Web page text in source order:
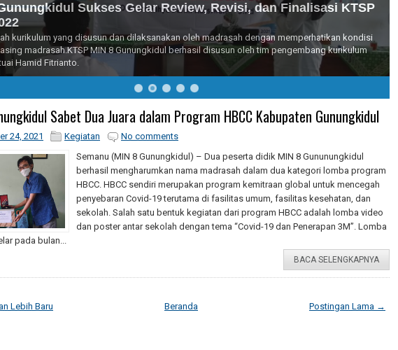
Sukses Gelar Review, Revisi, dan Finalisasi KTSP
kurikulum yang disusun dan dilaksanakan oleh madrasah dengan memperhatikan kondisi
madrasah.KTSP MIN 8 Gunungkidul berhasil disusun oleh tim pengembang kurikulum
Hamid Fitrianto.
Sabet Dua Juara dalam Program HBCC Kabupaten Gunungkidul
24, 2021 Kegiatan
No comments
Semanu (MIN 8 Gunungkidul) – Dua peserta didik MIN 8 Gununungkidul
berhasil mengharumkan nama madrasah dalam dua kategori lomba program
HBCC. HBCC sendiri merupakan program kemitraan global untuk mencegah
penyebaran Covid-19 terutama di fasilitas umum, fasilitas kesehatan, dan
sekolah. Salah satu bentuk kegiatan dari program HBCC adalah lomba video
dan poster antar sekolah dengan tema “Covid-19 dan Penerapan 3M”. Lomba
pada bulan...
BACA SELENGKAPNYA
Lebih Baru Postingan Lama →
Beranda